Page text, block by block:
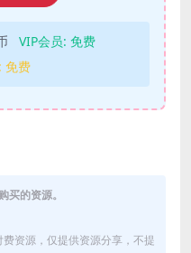
VIP会员: 免费
免费
买的资源。
资源，仅提供资源分享，不提